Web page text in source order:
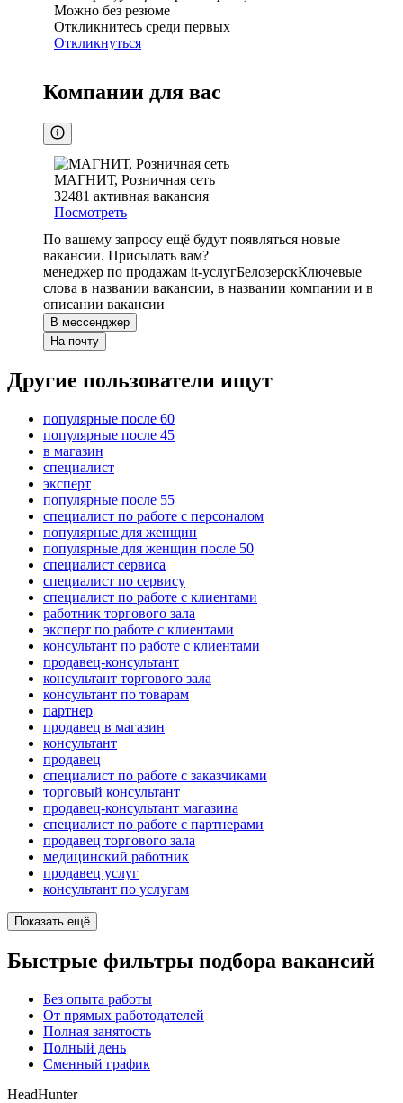
Можно без резюме
Откликнитесь среди первых
Откликнуться
Компании для вас
МАГНИТ, Розничная сеть
32481 активная вакансия
Посмотреть
По вашему запросу ещё будут появляться новые
вакансии. Присылать вам?
менеджер по продажам it-услугБелозерскКлючевые
слова в названии вакансии, в названии компании и в
описании вакансии
В мессенджер
На почту
Другие пользователи ищут
популярные после 60
популярные после 45
в магазин
специалист
эксперт
популярные после 55
специалист по работе с персоналом
популярные для женщин
популярные для женщин после 50
специалист сервиса
специалист по сервису
специалист по работе с клиентами
работник торгового зала
эксперт по работе с клиентами
консультант по работе с клиентами
продавец-консультант
консультант торгового зала
консультант по товарам
партнер
продавец в магазин
консультант
продавец
специалист по работе с заказчиками
торговый консультант
продавец-консультант магазина
специалист по работе с партнерами
продавец торгового зала
медицинский работник
продавец услуг
консультант по услугам
Показать ещё
Быстрые фильтры подбора вакансий
Без опыта работы
От прямых работодателей
Полная занятость
Полный день
Сменный график
HeadHunter